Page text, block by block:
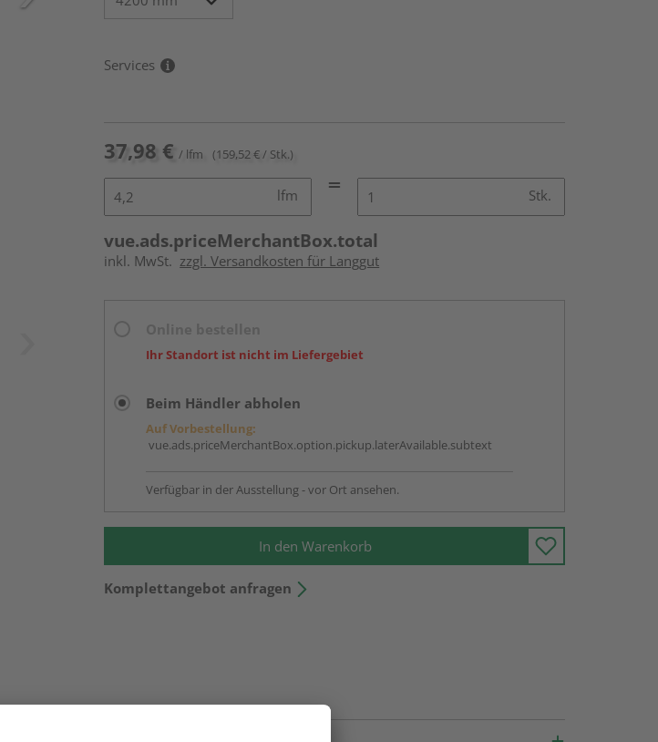
Services
37,98 € / lfm (159,52 € / Stk.)
lfm Stk.
vue.ads.priceMerchantBox.total
inkl. MwSt. zzgl. Versandkosten für Langgut
Ihr Standort ist nicht im Liefergebiet
Beim Händler abholen
Auf Vorbestellung:
vue.ads.priceMerchantBox.option.pickup.laterAvailable.subtext
Verfügbar in der Ausstellung - vor Ort ansehen.
In den Warenkorb
Komplettangebot anfragen